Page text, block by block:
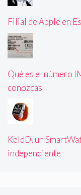
Filial de Apple en
Qué es el número
conozcas
KeldD, un
independiente